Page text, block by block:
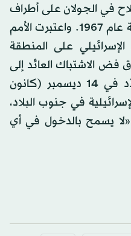
في الجولان على أطراف
الجزء الذي احتلته من الهضبة عام 1967. واعتبرت الأمم
على المنطقة
فض الاشتباك العائد إلى
العام 1974. وكان الشرع ندّد في 14 ديسمبر (كانون
الإسرائيلية في جنوب البلاد،
«لا يسمح بالدخول في أي